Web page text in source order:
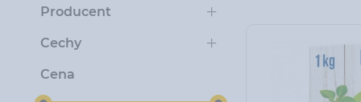
Producent
Cechy
Cena